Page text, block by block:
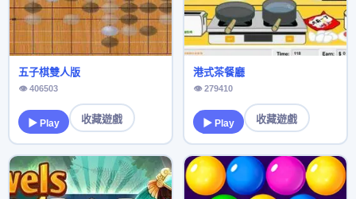
五子棋雙人版
👁 406503
▶ Play 收藏遊戲
港式茶餐廳
👁 279410
▶ Play 收藏遊戲